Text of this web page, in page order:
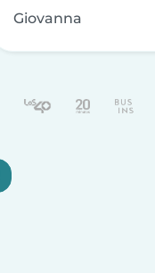
Giovanna